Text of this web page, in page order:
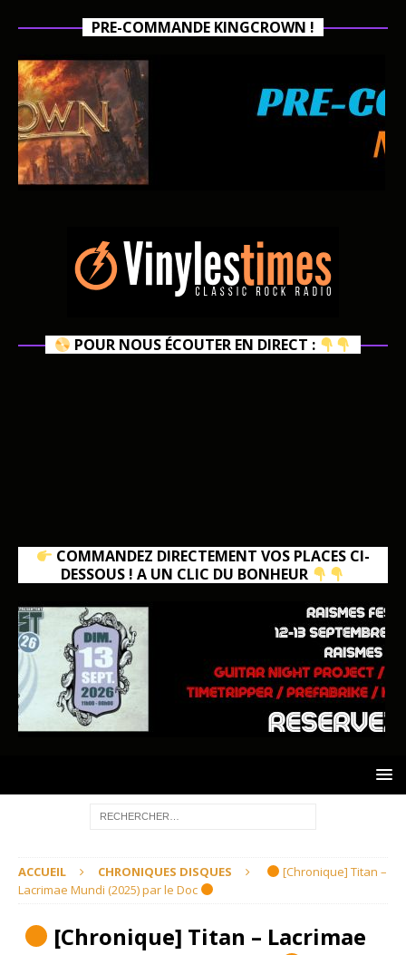
PRE-COMMANDE KINGCROWN !
POUR NOUS ÉCOUTER EN DIRECT :
COMMANDEZ DIRECTEMENT VOS PLACES CI-
DESSOUS ! A UN CLIC DU BONHEUR
ACCUEIL CHRONIQUES DISQUES
[Chronique] Titan –
Lacrimae Mundi (2025) par le Doc
[Chronique] Titan – Lacrimae